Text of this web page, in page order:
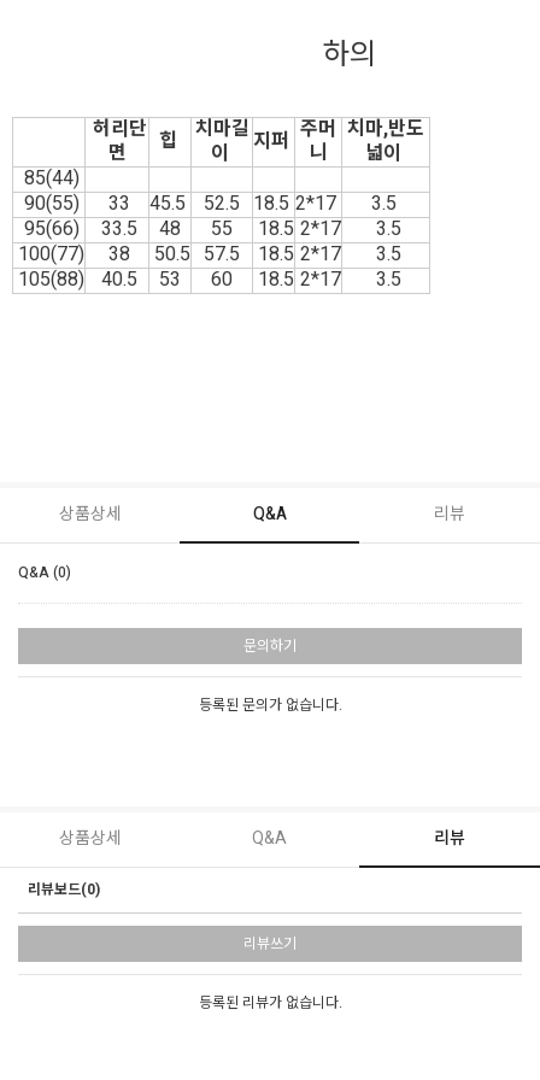
하의
허리단
면
힙
치마길
이
지퍼 주머
니
치마,반도
넓이
85(44)
90(55)
33 45.5 52.5 18.5 2*17
3.5
95(66)
33.5 48 55 18.5 2*17
3.5
100(77)
38 50.5 57.5 18.5 2*17
3.5
105(88) 40.5 53 60 18.5 2*17 3.5
상품상세 Q&A 리뷰
Q&A (0)
문의하기
등록된 문의가 없습니다.
상품상세 Q&A 리뷰
리뷰보드(0)
리뷰쓰기
등록된 리뷰가 없습니다.